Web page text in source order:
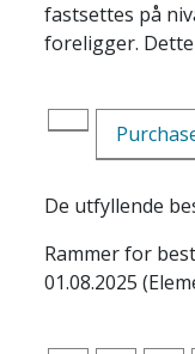
fastsettes på
foreligger.
De utfyllende
Rammer for
01.08.2025